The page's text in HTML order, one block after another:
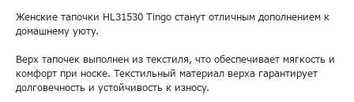
Женские тапочки HL31530 Tingo станут отличным дополнением к
домашнему уюту.
Верх тапочек выполнен из текстиля, что обеспечивает мягкость и
комфорт при носке. Текстильный материал верха гарантирует
долговечность и устойчивость к износу.